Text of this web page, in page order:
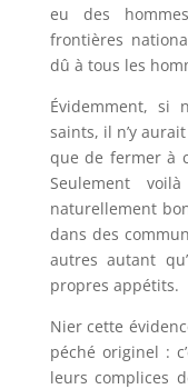
eu des
frontières
dû à tous les
Évidemment, si
saints, il n’y
que de fermer à
Seulement
naturellement
dans des
autres autant
propres appétits.
Nier cette
péché originel :
leurs complices